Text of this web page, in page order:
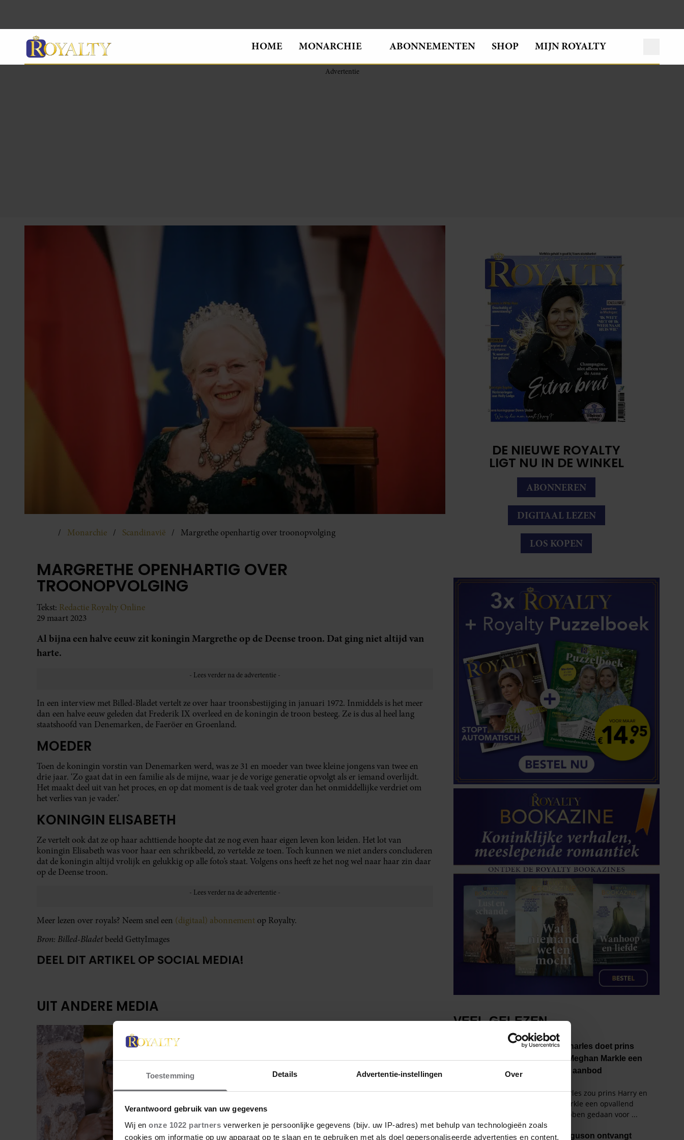
Toestemming Details Advertentie-instellingen Over
Verantwoord gebruik van uw gegevens
Wij en onze 1022 partners verwerken je persoonlijke gegevens (bijv. uw IP-adres) met behulp van technologieën zoals
cookies om informatie op uw apparaat op te slaan en te gebruiken met als doel gepersonaliseerde advertenties en content,
HOME MONARCHIE ABONNEMENTEN SHOP MIJN ROYALTY
Monarchie Scandinavië Margrethe openhartig over troonopvolging
MARGRETHE OPENHARTIG OVER
TROONOPVOLGING
Tekst: Redactie Royalty Online
29 maart 2023
Al bijna een halve eeuw zit koningin Margrethe op de Deense troon. Dat ging niet altijd van
harte.
In een interview met Billed-Bladet vertelt ze over haar troonsbestijging in januari 1972. Inmiddels is het meer
dan een halve eeuw geleden dat Frederik IX overleed en de koningin de troon besteeg. Ze is dus al heel lang
staatshoofd van Denemarken, de Faeröer en Groenland.
MOEDER
Toen de koningin vorstin van Denemarken werd, was ze 31 en moeder van twee kleine jongens van twee en
drie jaar. ‘Zo gaat dat in een familie als de mijne, waar je de vorige generatie opvolgt als er iemand overlijdt.
Het maakt deel uit van het proces, en op dat moment is de taak veel groter dan het onmiddellijke verdriet om
het verlies van je vader.’
KONINGIN ELISABETH
Ze vertelt ook dat ze op haar achttiende hoopte dat ze nog even haar eigen leven kon leiden. Het lot van
koningin Elisabeth was voor haar een schrikbeeld, zo vertelde ze toen. Toch kunnen we niet anders concluderen
dat de koningin altijd vrolijk en gelukkig op alle foto’s staat. Volgens ons heeft ze het nog wel naar haar zin daar
op de Deense troon.
Meer lezen over royals? Neem snel een (digitaal) abonnement op Royalty.
Bron: Billed-Bladetbeeld GettyImages
DEEL DIT ARTIKEL OP SOCIAL MEDIA!
UIT ANDERE MEDIA
DE NIEUWE ROYALTY
LIGT NU IN DE WINKEL
ABONNEREN
DIGITAAL LEZEN
LOS KOPEN